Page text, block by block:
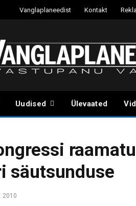
Vanglaplaneedist Kontakt
Uudised Ülevaated
säutsunduse
2010